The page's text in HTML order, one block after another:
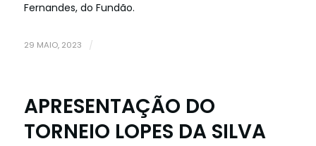
Fernandes, do Fundão.
29 MAIO, 2023 /
APRESENTAÇÃO DO
TORNEIO LOPES DA SILVA